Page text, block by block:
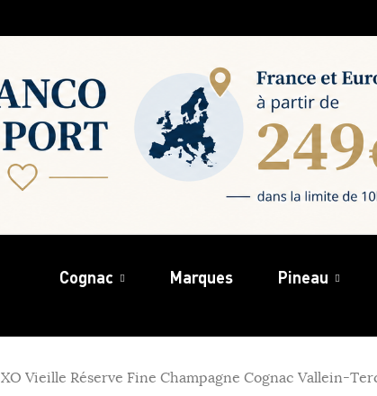
Cognac Marques Pineau
XO Vieille Réserve Fine Champagne Cognac Vallein-